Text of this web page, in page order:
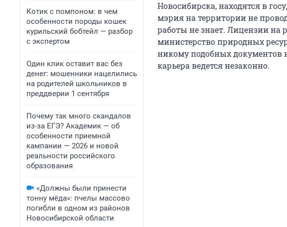
Котик с помпоном: в чем
особенности породы кошек
курильский бобтейл — разбор
с экспертом
Один клик оставит вас без
денег: мошенники нацелились
на родителей школьников в
преддверии 1 сентября
Почему так много скандалов
из-за ЕГЭ? Академик — об
особенности приемной
кампании — 2026 и новой
реальности российского
образования
«Должны были принести
тонну мёда»: пчелы массово
погибли в одном из районов
Новосибирской области
Новосибирска, находятся в
мэрия на территории не
работы не знает. Лицензии на
министерство природных
никому подобных документов
карьера ведется незаконно.